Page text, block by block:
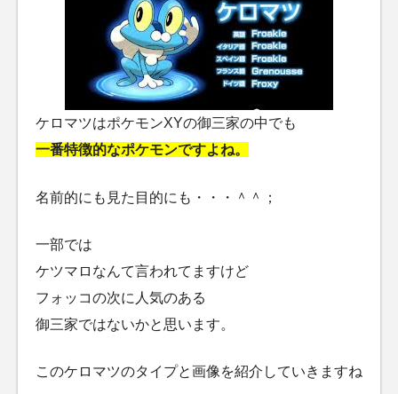
ケロマツはポケモンXYの御三家の中でも
一番特徴的なポケモンですよね。
名前的にも見た目的にも・・・＾＾；
一部では
ケツマロなんて言われてますけど
フォッコの次に人気のある
御三家ではないかと思います。
このケロマツのタイプと画像を紹介していきますね